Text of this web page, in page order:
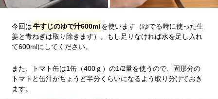
今回は牛すじのゆで汁600ml を使います（ゆでる時に使った生
姜と青ねぎは取り除きます）。もし足りなければ水を足し入れ
て600mlにしてください。
また、トマト缶は1缶（400ｇ）の1/2量を使うので、固形分の
トマトと缶汁がちょうど半分くらいになるよう取り分けておき
ます。